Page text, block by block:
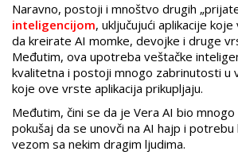
Naravno, postoji i mnoštvo drugih
inteligencijom, uključujući aplikacije
da kreirate AI momke, devojke i druge
Međutim, ova upotreba veštačke
kvalitetna i postoji mnogo zabrinutosti u
koje ove vrste aplikacija prikupljaju.
Međutim, čini se da je Vera AI bio
pokušaj da se unovči na AI hajp i
vezom sa nekim dragim ljudima.